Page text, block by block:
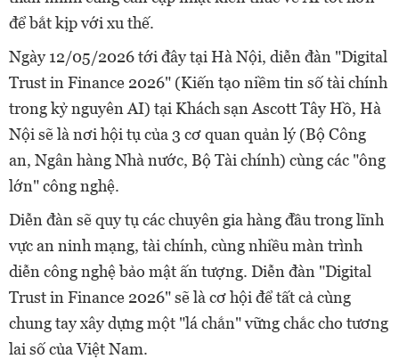
để bắt kịp với xu thế.
Ngày 12/05/2026 tới đây tại Hà Nội, diễn đàn "Digital
Trust in Finance 2026" (Kiến tạo niềm tin số tài chính
trong kỷ nguyên AI) tại Khách sạn Ascott Tây Hồ, Hà
Nội sẽ là nơi hội tụ của 3 cơ quan quản lý (Bộ Công
an, Ngân hàng Nhà nước, Bộ Tài chính) cùng các "ông
lớn" công nghệ.
Diễn đàn sẽ quy tụ các chuyên gia hàng đầu trong lĩnh
vực an ninh mạng, tài chính, cùng nhiều màn trình
diễn công nghệ bảo mật ấn tượng. Diễn đàn "Digital
Trust in Finance 2026" sẽ là cơ hội để tất cả cùng
chung tay xây dựng một "lá chắn" vững chắc cho tương
lai số của Việt Nam.